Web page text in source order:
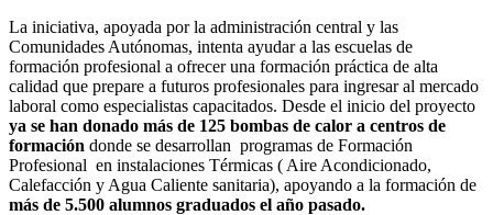
La iniciativa, apoyada por la administración central y las
Comunidades Autónomas, intenta ayudar a las escuelas de
formación profesional a ofrecer una formación práctica de alta
calidad que prepare a futuros profesionales para ingresar al mercado
laboral como especialistas capacitados. Desde el inicio del proyecto
ya se han donado más de 125 bombas de calor a centros de
formación donde se desarrollan programas de Formación
Profesional en instalaciones Térmicas ( Aire Acondicionado,
Calefacción y Agua Caliente sanitaria), apoyando a la formación de
más de 5.500 alumnos graduados el año pasado.